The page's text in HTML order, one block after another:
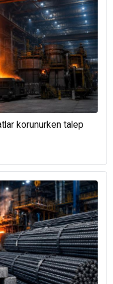
korunurken talep